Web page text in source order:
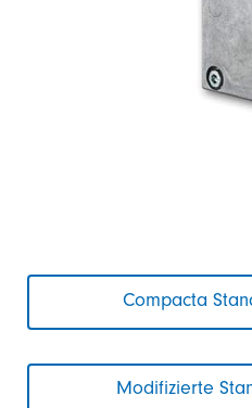
Compacta
Modifizierte